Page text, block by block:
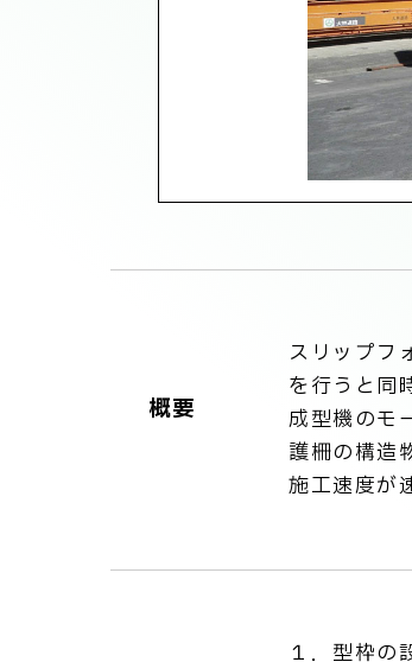
概要
スリップフ
を行うと同
成型機のモ
護柵の構造
施工速度が
１．型枠の